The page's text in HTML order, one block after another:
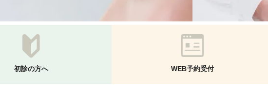
初診の方へ WEB予約受付